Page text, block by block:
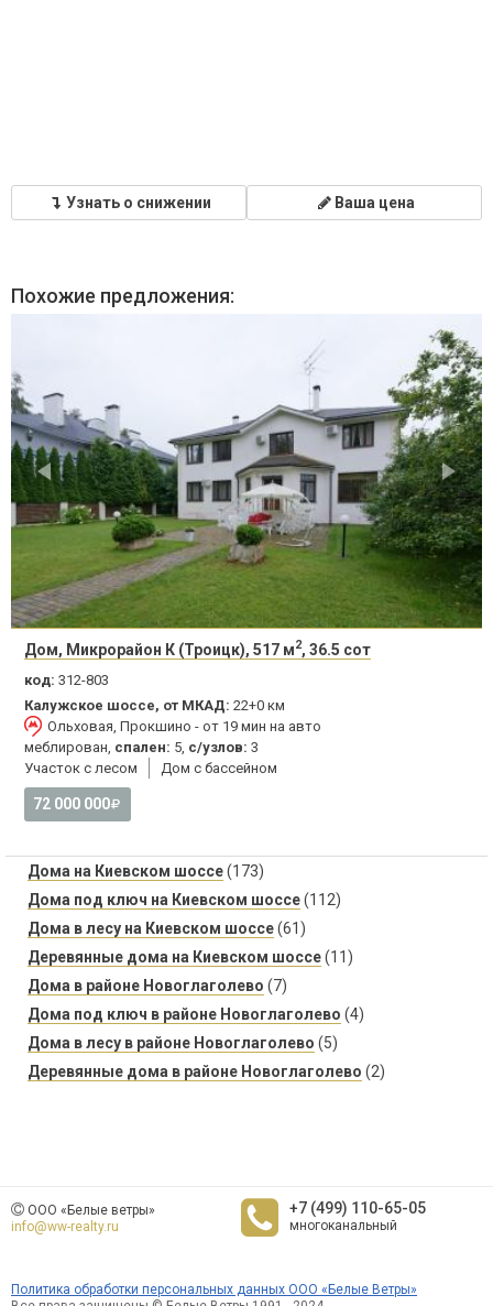
Узнать о снижении Ваша цена
Похожие предложения:
Дом, Микрорайон К (Троицк), 517 м2, 36.5 сот
код: 312-803
Калужское шоссе, от МКАД: 22+0 км
Ольховая, Прокшино - от 19 мин на авто
меблирован, спален: 5, с/узлов: 3
Участок с лесом
Дом с бассейном
72 000 000
Дома на Киевском шоссе(173)
Дома под ключ на Киевском шоссе(112)
Дома в лесу на Киевском шоссе(61)
Деревянные дома на Киевском шоссе(11)
Дома в районе Новоглаголево (7)
Дома под ключ в районе Новоглаголево (4)
Дома в лесу в районе Новоглаголево (5)
Деревянные дома в районе Новоглаголево (2)
ООО «Белые ветры»
info@ww-realty.ru
+7 (499) 110-65-05
многоканальный
Политика обработки персональных данных ООО «Белые Ветры»